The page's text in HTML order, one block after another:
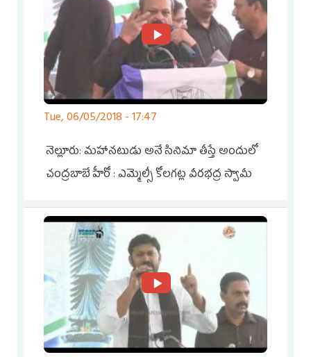
Tue, 06/05/2018 - 17:47
నెల్లూరు: మహానటుడు అనే సినిమా తీస్తే అందులో
చంద్రబాబే హీరో : ఎమ్మెల్సీ కోలగట్ల వీరభద్ర స్వామీ